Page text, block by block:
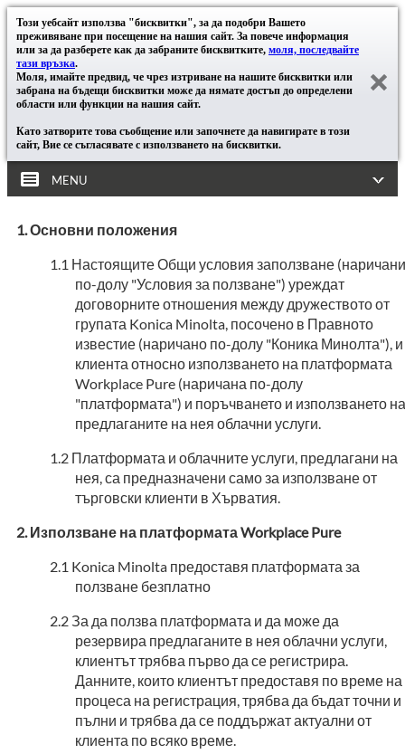
Този уебсайт използва "бисквитки", за да подобри Вашето
преживяване при посещение на нашия сайт. За повече информация
или за да разберете как да забраните бисквитките, моля, последвайте
тази връзка.
Моля, имайте предвид, че чрез изтриване на нашите бисквитки или
забрана на бъдещи бисквитки може да нямате достъп до определени
области или функции на нашия сайт.
Като затворите това съобщение или започнете да навигирате в този
сайт, Вие се съгласявате с използването на бисквитки.
MENU
Основни положения
Настоящите Общи условия заползване (наричани
по-долу "Условия за ползване") уреждат
договорните отношения между дружеството от
групата Konica Minolta, посочено в Правното
известие (наричано по-долу "Коника Минолта"), и
клиента относно използването на платформата
Workplace Pure (наричана по-долу
"платформата") и поръчването и използването на
предлаганите на нея облачни услуги.
Платформата и облачните услуги, предлагани на
нея, са предназначени само за използване от
търговски клиенти в Хърватия.
Използване на платформата Workplace Pure
Konica Minolta предоставя платформата за
ползване безплатно
За да ползва платформата и да може да
резервира предлаганите в нея облачни услуги,
клиентът трябва първо да се регистрира.
Данните, които клиентът предоставя по време на
процеса на регистрация, трябва да бъдат точни и
пълни и трябва да се поддържат актуални от
клиента по всяко време.